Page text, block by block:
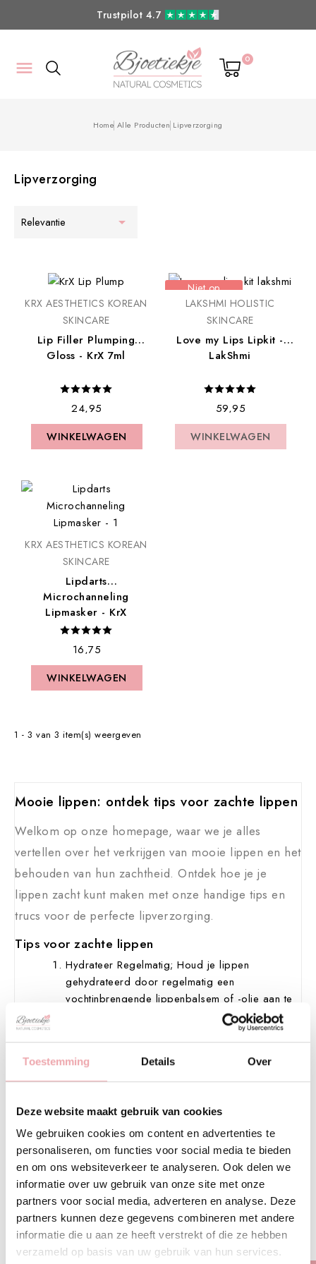
Toestemming Details Over
Deze website maakt gebruik van cookies
We gebruiken cookies om content en advertenties te
personaliseren, om functies voor social media te bieden
en om ons websiteverkeer te analyseren. Ook delen we
informatie over uw gebruik van onze site met onze
partners voor social media, adverteren en analyse. Deze
partners kunnen deze gegevens combineren met andere
informatie die u aan ze heeft verstrekt of die ze hebben
verzameld op basis van uw gebruik van hun services.
Trustpilot 4.7
 0
Home Alle Producten Lipverzorging
Lipverzorging
Relevantie 
KRX AESTHETICS KOREAN
SKINCARE
Lip Filler Plumping
Gloss - KrX 7ml
€ 24,95
WINKELWAGEN
WINKELWAGEN
Niet op
voorraad
LAKSHMI HOLISTIC
SKINCARE
Love my Lips Lipkit -
LakShmi
€ 59,95
WINKELWAGEN
WINKELWAGEN
KRX AESTHETICS KOREAN
SKINCARE
Lipdarts
Microchanneling
Lipmasker - KrX
€ 16,75
WINKELWAGEN
WINKELWAGEN
1 - 3 van 3 item(s) weergeven
Mooie lippen: ontdek tips voor zachte lippen
Welkom op onze homepage, waar we je alles
vertellen over het verkrijgen van mooie lippen en het
behouden van hun zachtheid. Ontdek hoe je je
lippen zacht kunt maken met onze handige tips en
trucs voor de perfecte lipverzorging.
Tips voor zachte lippen
Hydrateer Regelmatig; Houd je lippen
gehydrateerd door regelmatig een
vochtinbrengende lippenbalsem of -olie aan te
brengen. Kies producten die hydraterende
ingrediënten zoals sheaboter, kokosolie of
Exfolieer Wekelijks; Verwijder dode huidcellen
van je lippen door wekelijks een zachte lipscrub
maken met suiker en honing of een kant-en-klare
lipscrub kopen.
Bescherm tegen de Zon; Gebruik een
lippenbalsem met SPF om je lippen te
beschermen tegen schadelijke UV-stralen. Dit
helpt voorkomen dat je lippen uitdrogen en
voorkomt schade door de zon.
Drink Voldoende Water; Hydratatie begint van
binnenuit, dus zorg ervoor dat je voldoende